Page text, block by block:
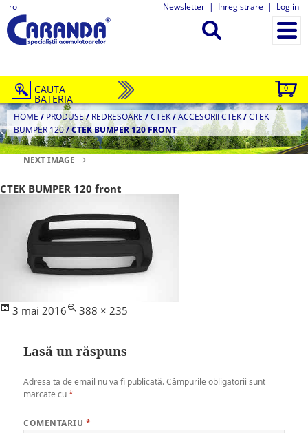
ro Newsletter | Inregistrare | Log in
0
CAUTA
BATERIA
HOME / PRODUSE/ REDRESOARE /CTEK/ACCESORII CTEK/CTEK
BUMPER 120/CTEK BUMPER 120 FRONT
NEXT IMAGE
CTEK BUMPER 120 front
Posted
3 mai 2016
Full
388 × 235
Lasă un răspuns
Adresa ta de email nu va fi publicată. Câmpurile obligatorii sunt
marcate cu*
COMENTARIU *